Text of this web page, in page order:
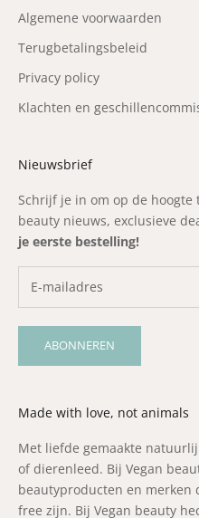
Algemene voorwaarden
Terugbetalingsbeleid
Privacy policy
Klachten en
Nieuwsbrief
Schrijf je in om op de hoogte
beauty nieuws, exclusieve
je eerste bestelling!
ABONNEREN
Made with love, not animals
Met liefde gemaakte
of dierenleed. Bij Vegan
beautyproducten en merken
free zijn. Bij Vegan beauty